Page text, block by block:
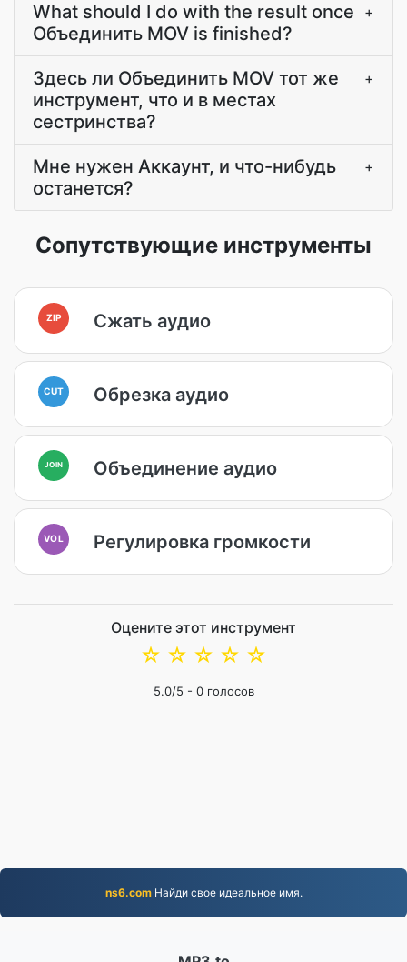
What should I do with the result once
Объединить MOV is finished?
+
Здесь ли Объединить MOV тот же
инструмент, что и в местах
сестринства?
+
Мне нужен Аккаунт, и что-нибудь
останется?
+
Сопутствующие инструменты
ZIP Сжать аудио
CUT Обрезка аудио
JOIN Объединение аудио
VOL Регулировка громкости
Оцените этот инструмент
☆
☆
☆
☆
☆
5.0/5 - 0голосов
ns6.comНайди свое идеальное имя.